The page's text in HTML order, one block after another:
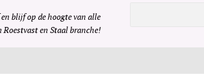
blijf op de hoogte van alle
en Staal branche!